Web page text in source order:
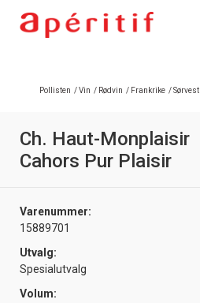
Pollisten /Vin / Rødvin / Frankrike /Sørvest
Ch. Haut-Monplaisir
Cahors Pur Plaisir
Varenummer:
15889701
Utvalg:
Spesialutvalg
Volum: